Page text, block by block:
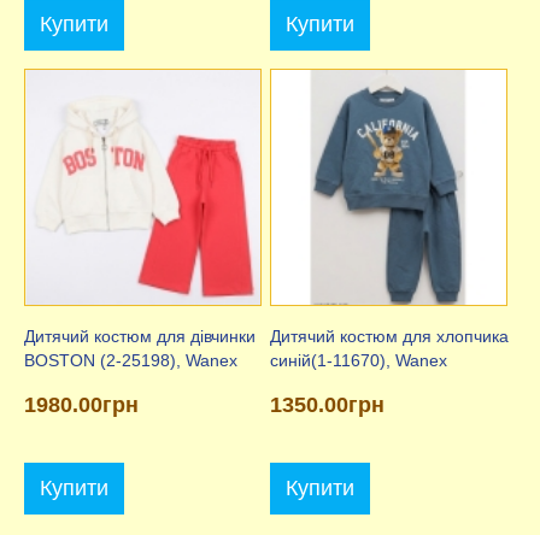
Купити Купити
Дитячий костюм для дівчинки
BOSTON (2-25198), Wanex
1980.00грн
Купити
Дитячий костюм для хлопчика
синій(1-11670), Wanex
1350.00грн
Купити